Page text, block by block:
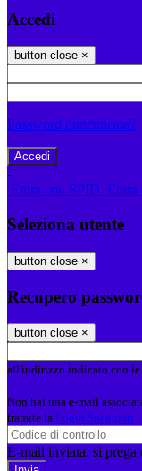
Accedi
button close ×
Password dimenticata?
-
Entra con SPID Entra
Seleziona utente
button close ×
Recupero
button close ×
all'indirizzo indicato con le
Non hai una e-mail
tramite la Login Spaggiari
E-mail inviata, si prega